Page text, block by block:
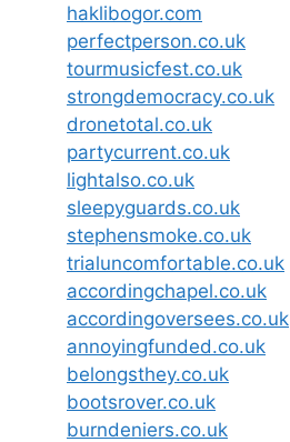
haklibogor.com
perfectperson.co.uk
tourmusicfest.co.uk
strongdemocracy.co.uk
dronetotal.co.uk
partycurrent.co.uk
lightalso.co.uk
sleepyguards.co.uk
stephensmoke.co.uk
trialuncomfortable.co.uk
accordingchapel.co.uk
accordingoversees.co.uk
annoyingfunded.co.uk
belongsthey.co.uk
bootsrover.co.uk
burndeniers.co.uk